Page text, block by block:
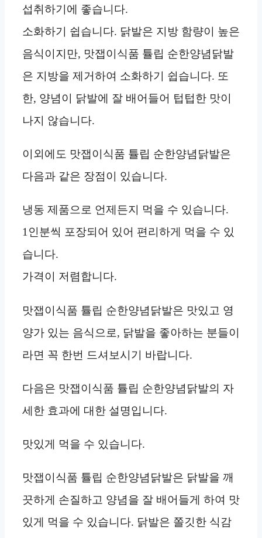
섭취하기에 좋습니다.
소화하기 쉽습니다. 닭발은 지방 함량이 높은
음식이지만, 맛잽이식품 튤립 순한양념닭발
은 지방을 제거하여 소화하기 쉽습니다. 또
한, 양념이 닭발에 잘 배어들어 텁텁한 맛이
나지 않습니다.
이외에도 맛잽이식품 튤립 순한양념닭발은
다음과 같은 장점이 있습니다.
냉동 제품으로 언제든지 먹을 수 있습니다.
1인분씩 포장되어 있어 편리하게 먹을 수 있
습니다.
가격이 저렴합니다.
맛잽이식품 튤립 순한양념닭발은 맛있고 영
양가 있는 음식으로, 닭발을 좋아하는 분들이
라면 꼭 한번 드셔보시기 바랍니다.
다음은 맛잽이식품 튤립 순한양념닭발의 자
세한 효과에 대한 설명입니다.
맛있게 먹을 수 있습니다.
맛잽이식품 튤립 순한양념닭발은 닭발을 깨
끗하게 손질하고 양념을 잘 배어들게 하여 맛
있게 먹을 수 있습니다. 닭발은 쫄깃한 식감